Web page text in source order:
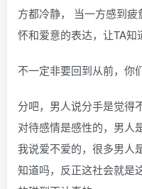
方都冷静， 当一方感到
怀和爱意的表达，让TA知
不一定非要回到从前，你
分吧，男人说分手是觉得
对待感情是感性的，男人
我说爱不爱的，很多男人
知道吗，反正这社会就是